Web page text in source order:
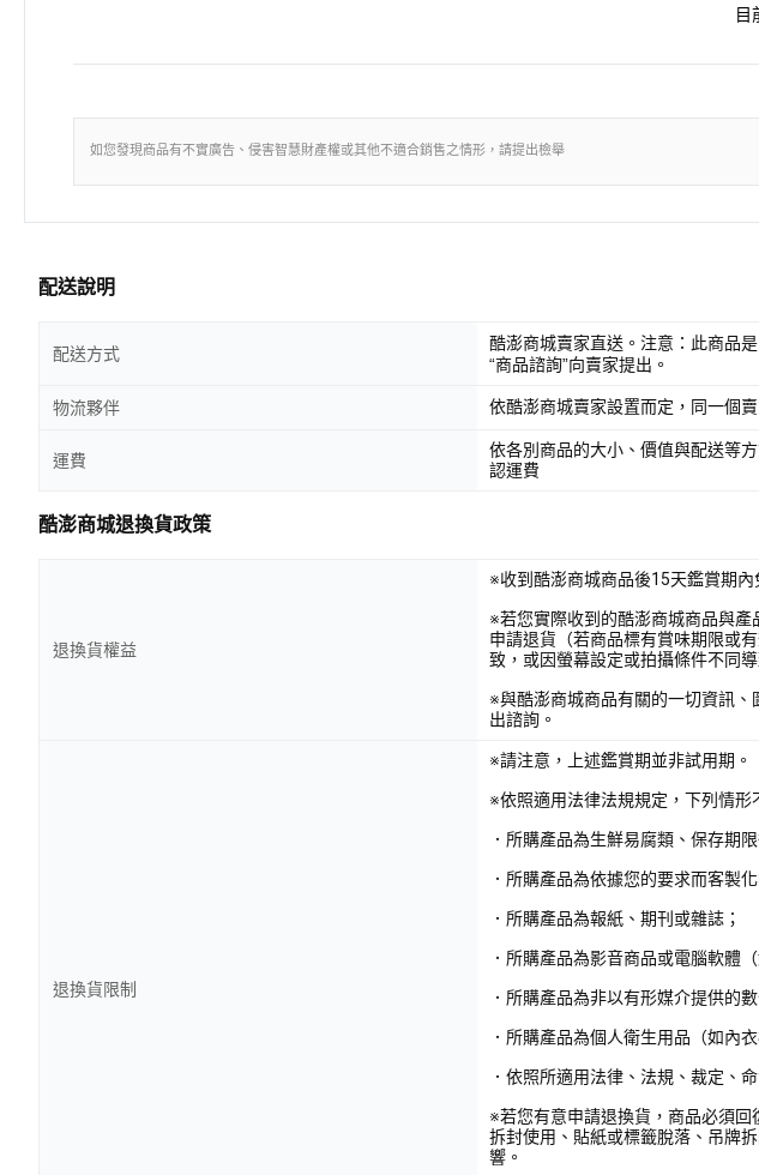
目
如您發現商品有不實廣告、侵害智慧財產權或其他不適合銷售之情形，請提出檢舉
配送說明
配送方式
酷澎商城賣家直送。注意：此商品
“商品諮詢”向賣家提出。
物流夥伴 依酷澎商城賣家設置而定，同一個
運費
依各別商品的大小、價值與配送等
認運費
酷澎商城退換貨政策
退換貨權益
※收到酷澎商城商品後15天鑑賞期內
※若您實際收到的酷澎商城商品與
申請退貨（若商品標有賞味期限或
致，或因螢幕設定或拍攝條件不同
※與酷澎商城商品有關的一切資訊
出諮詢。
退換貨限制
※請注意，上述鑑賞期並非試用期。
※依照適用法律法規規定，下列情形
．所購產品為生鮮易腐類、保存期
．所購產品為依據您的要求而客製
．所購產品為報紙、期刊或雜誌；
．所購產品為影音商品或電腦軟體
．所購產品為非以有形媒介提供的
．所購產品為個人衛生用品（如內
．依照所適用法律、法規、裁定、
※若您有意申請退換貨，商品必須
拆封使用、貼紙或標籤脫落、吊牌
響。